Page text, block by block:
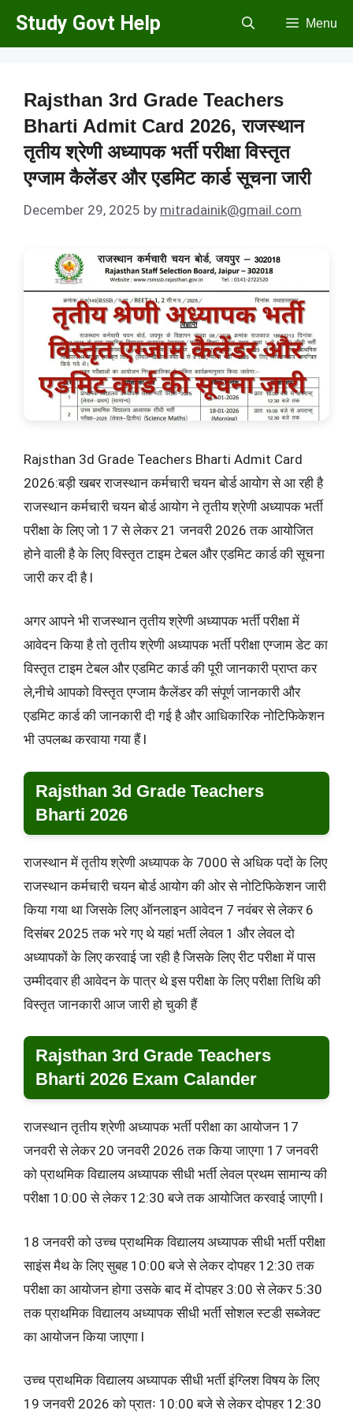
Skip
Study Govt Help Menu
Rajsthan 3rd Grade Teachers
Bharti Admit Card 2026, राजस्थान
तृतीय श्रेणी अध्यापक भर्ती परीक्षा विस्तृत
एग्जाम कैलेंडर और एडमिट कार्ड सूचना जारी
December 29, 2025 by mitradainik@gmail.com
Rajsthan 3d Grade Teachers Bharti Admit Card
2026:बड़ी खबर राजस्थान कर्मचारी चयन बोर्ड आयोग से आ रही है
राजस्थान कर्मचारी चयन बोर्ड आयोग ने तृतीय श्रेणी अध्यापक भर्ती
परीक्षा के लिए जो 17 से लेकर 21 जनवरी 2026 तक आयोजित
होने वाली है के लिए विस्तृत टाइम टेबल और एडमिट कार्ड की सूचना
जारी कर दी है l
अगर आपने भी राजस्थान तृतीय श्रेणी अध्यापक भर्ती परीक्षा में
आवेदन किया है तो तृतीय श्रेणी अध्यापक भर्ती परीक्षा एग्जाम डेट का
विस्तृत टाइम टेबल और एडमिट कार्ड की पूरी जानकारी प्राप्त कर
ले,नीचे आपको विस्तृत एग्जाम कैलेंडर की संपूर्ण जानकारी और
एडमिट कार्ड की जानकारी दी गई है और आधिकारिक नोटिफिकेशन
भी उपलब्ध करवाया गया हैं l
Rajsthan 3d Grade Teachers
Bharti 2026
राजस्थान में तृतीय श्रेणी अध्यापक के 7000 से अधिक पदों के लिए
राजस्थान कर्मचारी चयन बोर्ड आयोग की ओर से नोटिफिकेशन जारी
किया गया था जिसके लिए ऑनलाइन आवेदन 7 नवंबर से लेकर 6
दिसंबर 2025 तक भरे गए थे यहां भर्ती लेवल 1 और लेवल दो
अध्यापकों के लिए करवाई जा रही है जिसके लिए रीट परीक्षा में पास
उम्मीदवार ही आवेदन के पात्र थे इस परीक्षा के लिए परीक्षा तिथि की
विस्तृत जानकारी आज जारी हो चुकी हैं
Rajsthan 3rd Grade Teachers
Bharti 2026 Exam Calander
राजस्थान तृतीय श्रेणी अध्यापक भर्ती परीक्षा का आयोजन 17
जनवरी से लेकर 20 जनवरी 2026 तक किया जाएगा 17 जनवरी
को प्राथमिक विद्यालय अध्यापक सीधी भर्ती लेवल प्रथम सामान्य की
परीक्षा 10:00 से लेकर 12:30 बजे तक आयोजित करवाई जाएगी l
18 जनवरी को उच्च प्राथमिक विद्यालय अध्यापक सीधी भर्ती परीक्षा
साइंस मैथ के लिए सुबह 10:00 बजे से लेकर दोपहर 12:30 तक
परीक्षा का आयोजन होगा उसके बाद में दोपहर 3:00 से लेकर 5:30
तक प्राथमिक विद्यालय अध्यापक सीधी भर्ती सोशल स्टडी सब्जेक्ट
का आयोजन किया जाएगा l
उच्च प्राथमिक विद्यालय अध्यापक सीधी भर्ती इंग्लिश विषय के लिए
19 जनवरी 2026 को प्रातः 10:00 बजे से लेकर दोपहर 12:30